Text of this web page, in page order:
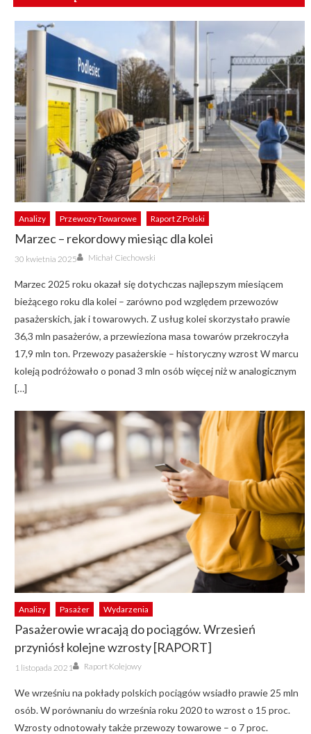
Analizy Przewozy Towarowe Raport Z Polski
Marzec – rekordowy miesiąc dla kolei
Posted
on
30 kwietnia 2025 Author
Michał Ciechowski
Marzec 2025 roku okazał się dotychczas najlepszym miesiącem
bieżącego roku dla kolei – zarówno pod względem przewozów
pasażerskich, jak i towarowych. Z usług kolei skorzystało prawie
36,3 mln pasażerów, a przewieziona masa towarów przekroczyła
17,9 mln ton. Przewozy pasażerskie – historyczny wzrost W marcu
koleją podróżowało o ponad 3 mln osób więcej niż w analogicznym
[…]
Analizy Pasażer Wydarzenia
Pasażerowie wracają do pociągów. Wrzesień
przyniósł kolejne wzrosty [RAPORT]
Posted
on
1 listopada 2021 Author
Raport Kolejowy
We wrześniu na pokłady polskich pociągów wsiadło prawie 25 mln
osób. W porównaniu do września roku 2020 to wzrost o 15 proc.
Wzrosty odnotowały także przewozy towarowe – o 7 proc.